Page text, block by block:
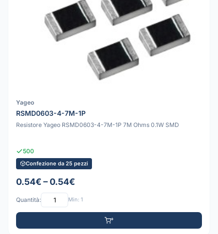
Yageo
RSMD0603-4-7M-1P
Resistore Yageo RSMD0603-4-7M-1P 7M Ohms 0.1W SMD
500
Confezione da 25 pezzi
0.54€ – 0.54€
Quantità: Min: 1